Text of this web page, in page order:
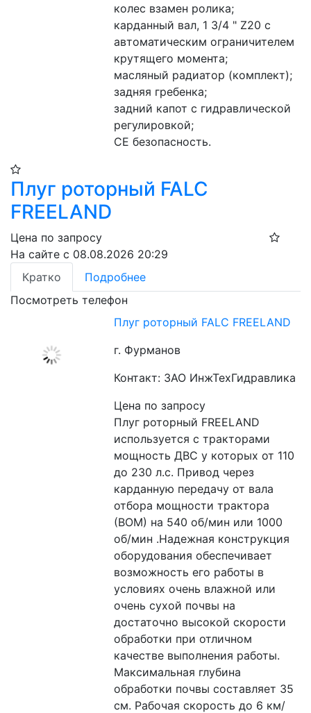
колес взамен ролика;
карданный вал, 1 3/4 " Z20 с
автоматическим ограничителем
крутящего момента;
масляный радиатор (комплект);
задняя гребенка;
задний капот с гидравлической
регулировкой;
CE безопасность.
Плуг роторный FALC
FREELAND
Цена по запросу
На сайте с 08.08.2026 20:29
Кратко
Подробнее
Посмотреть телефон
Плуг роторный FALC FREELAND
г. Фурманов
Контакт: ЗАО ИнжТехГидравлика
Цена по запросу
Плуг роторный FREELAND
используется с тракторами
мощность ДВС у которых от 110
до 230 л.с. Привод через
карданную передачу от вала
отбора мощности трактора
(ВОМ) на 540 об/мин или 1000
об/мин .Надежная конструкция
оборудования обеспечивает
возможность его работы в
условиях очень влажной или
очень сухой почвы на
достаточно высокой скорости
обработки при отличном
качестве выполнения работы.
Максимальная глубина
обработки почвы составляет 35
см. Рабочая скорость до 6 км/